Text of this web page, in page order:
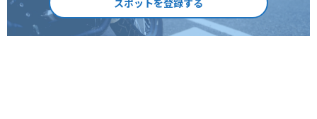
スポットを登録する